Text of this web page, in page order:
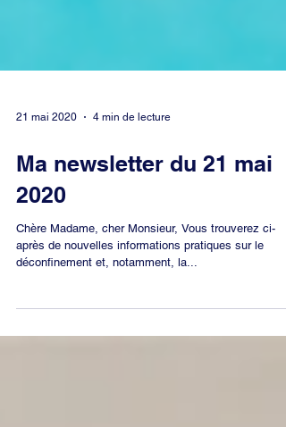
21 mai 2020 4 min de lecture
Ma newsletter du 21 mai
2020
Chère Madame, cher Monsieur, Vous trouverez ci-